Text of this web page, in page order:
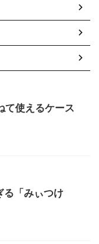
て使えるケース
「みぃつけ